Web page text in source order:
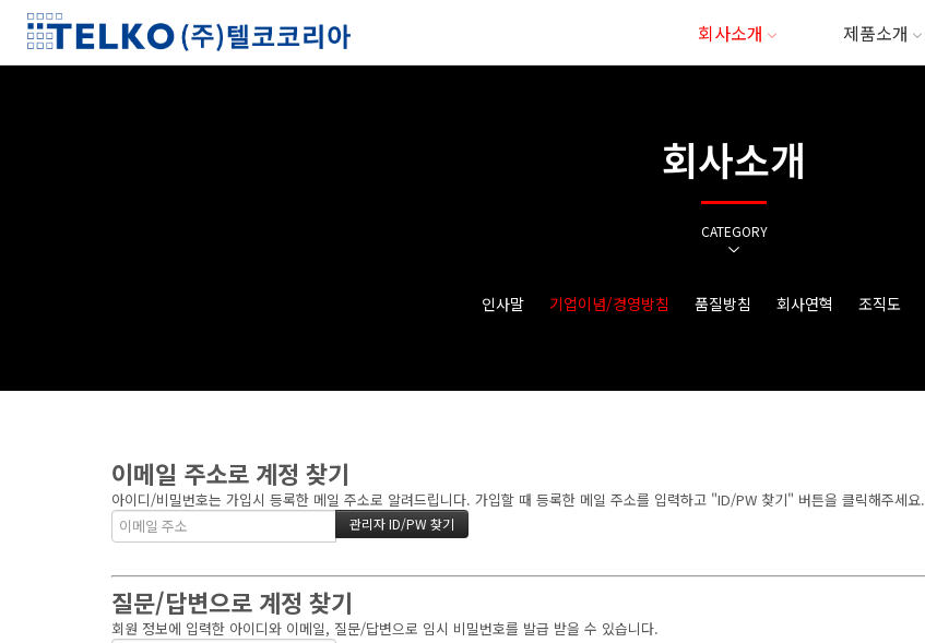
회사소개 제품소개
회사소개
CATEGORY
인사말 기업이념/경영방침 품질방침 회사연혁 조직도
이메일 주소로 계정 찾기
아이디/비밀번호는 가입시 등록한 메일 주소로 알려드립니다. 가입할 때 등록한 메일 주소를 입력하고 "ID/PW 찾기" 버튼을 클릭해주세요.
질문/답변으로 계정 찾기
회원 정보에 입력한 아이디와 이메일, 질문/답변으로 임시 비밀번호를 발급 받을 수 있습니다.